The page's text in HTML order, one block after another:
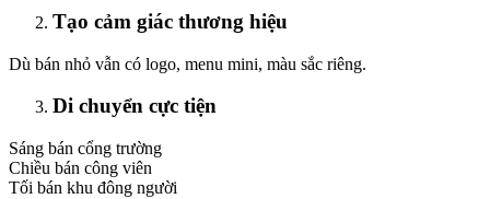
Tạo cảm giác thương hiệu
Dù bán nhỏ vẫn có logo, menu mini, màu sắc riêng.
Di chuyển cực tiện
Sáng bán cổng trường
Chiều bán công viên
Tối bán khu đông người